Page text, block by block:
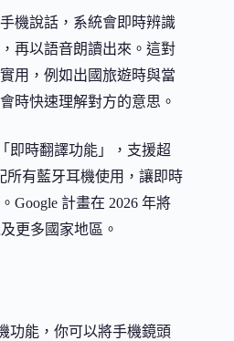
機說話，系統會即時辨識
再以語音朗讀出來。這對
用，例如出國旅遊時與當
時快速理解對方的意思。
即時翻譯功能」，支援超
所有藍牙耳機使用，讓即時
Google 計畫在 2026 年將
更多國家地區。
功能，你可以將手機鏡頭